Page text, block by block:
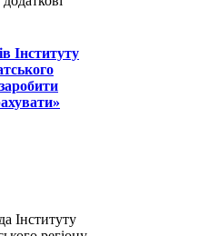
Інституту